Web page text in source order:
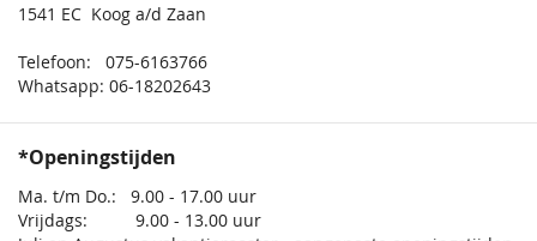
1541 EC Koog a/d Zaan
Telefoon: 075-6163766
Whatsapp: 06-18202643
*Openingstijden
Ma. t/m Do.: 9.00 - 17.00 uur
Vrijdags: 9.00 - 13.00 uur